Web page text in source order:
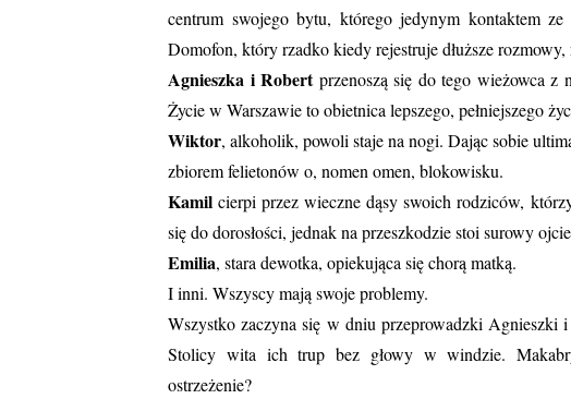
centrum swojego bytu, którego jedynym kontaktem
Domofon, który rzadko kiedy rejestruje dłuższe
Agnieszka i Robertprzenoszą się do tego wieżowca z
Życie w Warszawie to obietnica lepszego, pełniejszego
Wiktor, alkoholik, powoli staje na nogi. Dając sobie
zbiorem felietonów o, nomen omen, blokowisku.
Kamilcierpi przez wieczne dąsy swoich rodziców,
się do dorosłości, jednak na przeszkodzie stoi surowy
Emilia, stara dewotka, opiekująca się chorą matką.
I inni. Wszyscy mają swoje problemy.
Wszystko zaczyna się w dniu przeprowadzki Agnieszki
Stolicy wita ich trup bez głowy w windzie.
ostrzeżenie?